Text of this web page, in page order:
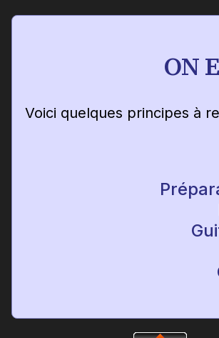
ON
Voici quelques principes à